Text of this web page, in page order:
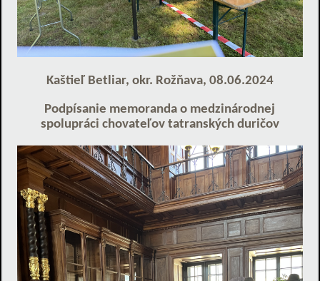
Kaštieľ Betliar, okr. Rožňava, 08.06.2024
Podpísanie memoranda o medzinárodnej
spolupráci chovateľov tatranských duričov